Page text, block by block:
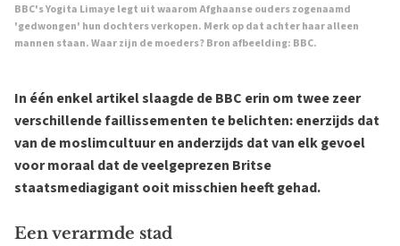
BBC's Yogita Limaye legt uit waarom Afghaanse ouders zogenaamd
'gedwongen' hun dochters verkopen. Merk op dat achter haar alleen
mannen staan. Waar zijn de moeders? Bron afbeelding: BBC.
In één enkel artikel slaagde de BBC erin om twee zeer
verschillende faillissementen te belichten: enerzijds dat
van de moslimcultuur en anderzijds dat van elk gevoel
voor moraal dat de veelgeprezen Britse
staatsmediagigant ooit misschien heeft gehad.
Een verarmde stad